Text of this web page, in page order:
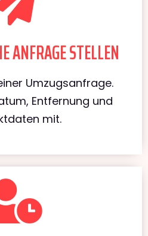
ANFRAGE STELLEN
Umzugsanfrage.
Entfernung und
mit.